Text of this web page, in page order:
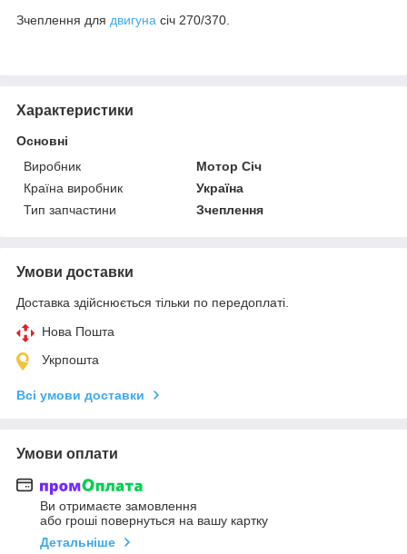
Зчеплення для двигуна січ 270/370.
Характеристики
Основні
Виробник
Мотор Січ
Країна виробник
Україна
Тип запчастини
Зчеплення
Умови доставки
Доставка здійснюється тільки по передоплаті.
Нова Пошта
Укрпошта
Всі умови доставки
Умови оплати
Ви отримаєте замовлення
або гроші повернуться на вашу картку
Детальніше